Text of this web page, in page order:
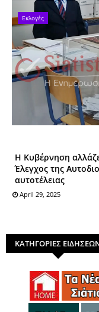
Εκλογές
Η Κυβέρνηση
Έλεγχος της
αυτοτέλειας
April 29, 2025
ΚΑΤΗΓΟΡΙΕΣ